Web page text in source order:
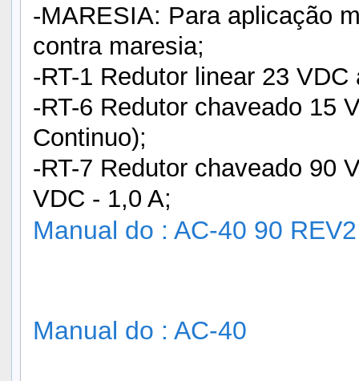
-MARESIA: Para aplicação
contra maresia;
-RT-1 Redutor linear 23
-RT-6 Redutor chaveado 15
Continuo);
-RT-7 Redutor chaveado 90
VDC - 1,0 A;
Manual do : AC-40 90
Manual do : AC-40